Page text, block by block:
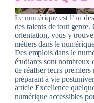
Le numérique est l’un
des talents de tout
orientation, vous y
métiers dans le
Des emplois dans le
étudiants sont nombreux
de réaliser leurs premiers
préparant à vie
article Excellence
numérique accessibles